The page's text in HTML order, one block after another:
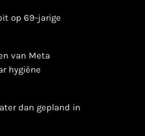
op 69-jarige
van Meta
hygiëne
dan gepland in